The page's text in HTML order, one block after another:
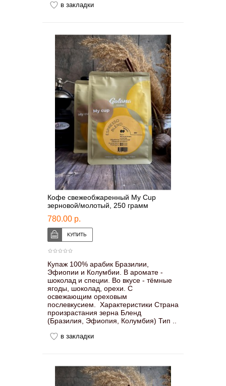
в закладки
Кофе свежеобжаренный My Cup
зерновой/молотый, 250 грамм
780.00 р.
Купаж 100% арабик Бразилии,
Эфиопии и Колумбии. В аромате -
шоколад и специи. Во вкусе - тёмные
ягоды, шоколад, орехи. С
освежающим ореховым
послевкусием. Характеристики Страна
произрастания зерна Бленд
(Бразилия, Эфиопия, Колумбия) Тип ..
в закладки